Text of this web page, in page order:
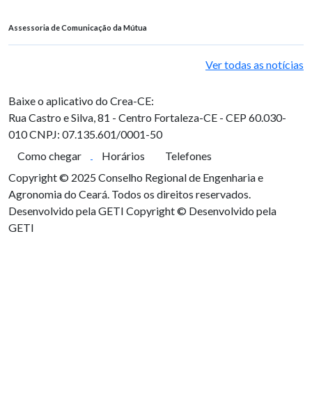
Assessoria de Comunicação da Mútua
Ver todas as notícias
Baixe o aplicativo do Crea-CE:
Rua Castro e Silva, 81 - Centro Fortaleza-CE - CEP 60.030-
010CNPJ: 07.135.601/0001-50
Como chegar
Horários
Telefones
Copyright © 2025 Conselho Regional de Engenharia e
Agronomia do Ceará. Todos os direitos reservados.
Desenvolvido pela GETI Copyright © Desenvolvido pela
GETI